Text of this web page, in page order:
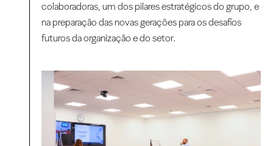
colaboradoras, um dos pilares estratégicos do grupo, e
na preparação das novas gerações para os desafios
futuros da organização e do setor.